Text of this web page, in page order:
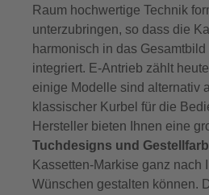
Raum hochwertige Technik
unterzubringen, so dass die
harmonisch in das
integriert. E-Antrieb zählt
einige Modelle sind alternativ
klassischer Kurbel für die
Hersteller bieten Ihnen eine
Tuchdesigns und
Kassetten-Markise ganz nach
Wünschen gestalten können.